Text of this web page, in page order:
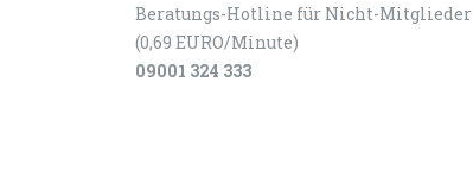
Beratungs-Hotline für Nicht-Mitglieder
(0,69 EURO/Minute)
09001 324 333